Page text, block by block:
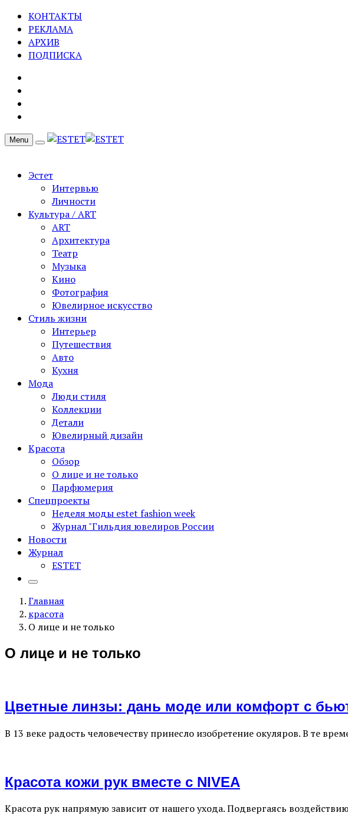
КОНТАКТЫ
РЕКЛАМА
АРХИВ
ПОДПИСКА
Menu
Эстет
Интервью
Личности
Культура / ART
ART
Архитектура
Театр
Музыка
Кино
Фотография
Ювелирное искусство
Стиль жизни
Интерьер
Путешествия
Авто
Кухня
Мода
Люди стиля
Коллекции
Детали
Ювелирный дизайн
Красота
Обзор
О лице и не только
Парфюмерия
Спецпроекты
Неделя моды estet fashion week
Журнал "Гильдия ювелиров России
Новости
Журнал
ESTET
Главная
красота
О лице и не только
О лице и не только
Цветные линзы: дань моде или комфорт с
В 13 веке радость человечеству принесло изобретение окуляров. В те
Красота кожи рук вместе с NIVEA
Красота рук напрямую зависит от нашего ухода. Подвергаясь